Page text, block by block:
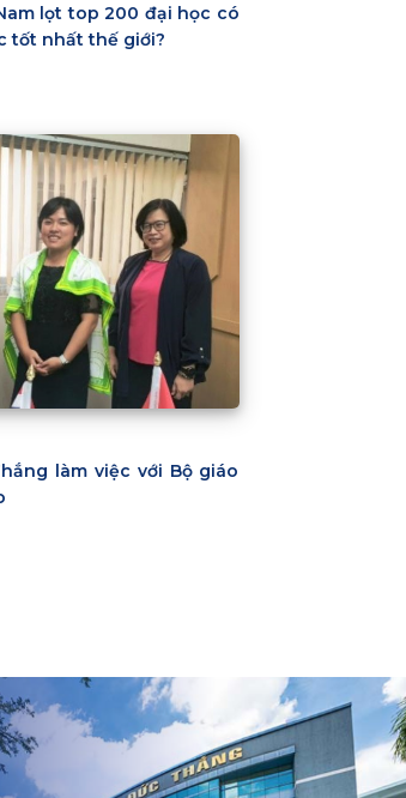
lọt top 200 đại học có
tốt nhất thế giới?
làm việc với Bộ giáo